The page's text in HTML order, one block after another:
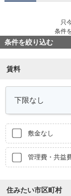
只
条件
条件を絞り込む
賃料
敷金なし
管理費・共益
住みたい市区町村